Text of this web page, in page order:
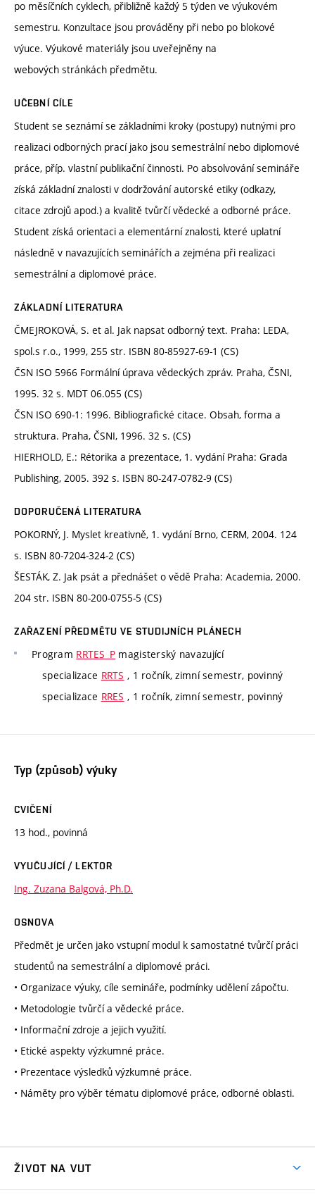
po měsíčních cyklech, přibližně každý 5 týden ve výukovém
semestru. Konzultace jsou prováděny při nebo po blokové
výuce. Výukové materiály jsou uveřejněny na
webových stránkách předmětu.
UČEBNÍ CÍLE
Student se seznámí se základními kroky (postupy) nutnými pro
realizaci odborných prací jako jsou semestrální nebo diplomové
práce, příp. vlastní publikační činnosti. Po absolvování semináře
získá základní znalosti v dodržování autorské etiky (odkazy,
citace zdrojů apod.) a kvalitě tvůrčí vědecké a odborné práce.
Student získá orientaci a elementární znalosti, které uplatní
následně v navazujících seminářích a zejména při realizaci
semestrální a diplomové práce.
ZÁKLADNÍ LITERATURA
ČMEJROKOVÁ, S. et al. Jak napsat odborný text. Praha: LEDA,
spol.s r.o., 1999, 255 str. ISBN 80-85927-69-1 (CS)
ČSN ISO 5966 Formální úprava vědeckých zpráv. Praha, ČSNI,
1995. 32 s. MDT 06.055 (CS)
ČSN ISO 690-1: 1996. Bibliografické citace. Obsah, forma a
struktura. Praha, ČSNI, 1996. 32 s. (CS)
HIERHOLD, E.: Rétorika a prezentace, 1. vydání Praha: Grada
Publishing, 2005. 392 s. ISBN 80-247-0782-9 (CS)
DOPORUČENÁ LITERATURA
POKORNÝ, J. Myslet kreativně, 1. vydání Brno, CERM, 2004. 124
s. ISBN 80-7204-324-2 (CS)
ŠESTÁK, Z. Jak psát a přednášet o vědě Praha: Academia, 2000.
204 str. ISBN 80-200-0755-5 (CS)
ZAŘAZENÍ PŘEDMĚTU VE STUDIJNÍCH PLÁNECH
Program RRTES_P magisterský navazující
specializace RRTS , 1 ročník, zimní semestr, povinný
specializace RRES , 1 ročník, zimní semestr, povinný
Typ (způsob) výuky
CVIČENÍ
13 hod., povinná
VYUČUJÍCÍ / LEKTOR
Ing. Zuzana Balgová, Ph.D.
OSNOVA
Předmět je určen jako vstupní modul k samostatné tvůrčí práci
studentů na semestrální a diplomové práci.
• Organizace výuky, cíle semináře, podmínky udělení zápočtu.
• Metodologie tvůrčí a vědecké práce.
• Informační zdroje a jejich využití.
• Etické aspekty výzkumné práce.
• Prezentace výsledků výzkumné práce.
• Náměty pro výběr tématu diplomové práce, odborné oblasti.
ŽIVOT NA VUT